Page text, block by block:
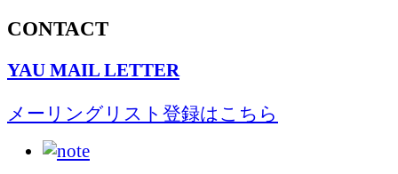
CONTACT
YAU MAIL LETTER
メーリングリスト登録はこちら